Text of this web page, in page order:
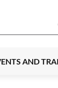
AND